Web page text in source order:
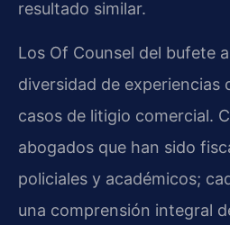
resultado similar.
Los Of Counsel del bufete
diversidad de experiencias
casos de litigio comercial.
abogados que han sido
policiales y académicos;
una comprensión integral